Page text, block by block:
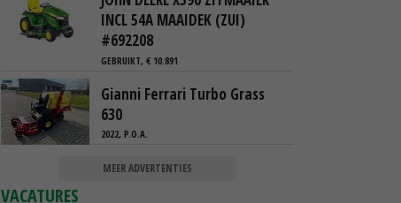
INCL 54A MAAIDEK (ZUI)
#692208
GEBRUIKT, € 10.891
Gianni Ferrari Turbo Grass
630
2022, P.O.A.
MEER ADVERTENTIES
VACATURES